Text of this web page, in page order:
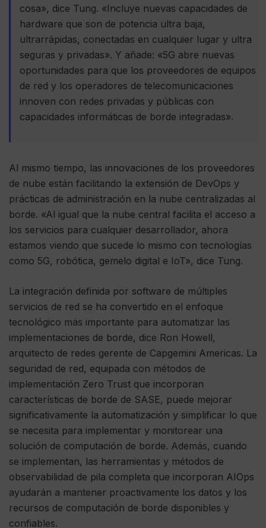
cosa», dice Tung. «Incluye nuevas capacidades de
hardware que son de potencia ultra baja,
ultrarrápidas, conectadas en cualquier lugar y ultra
seguras y privadas». Y añade: «5G abre nuevas
oportunidades para que los proveedores de equipos
de red y los operadores de telecomunicaciones
innoven con redes privadas y públicas con
capacidades informáticas de borde integradas».
Al mismo tiempo, las innovaciones de los proveedores
de nube están facilitando la extensión de DevOps y
prácticas de administración en la nube centralizadas al
borde. «Al igual que la nube central facilita el acceso a
los servicios para cualquier desarrollador, ahora
estamos viendo que sucede lo mismo con tecnologías
como 5G, robótica, gemelo digital e IoT», dice Tung.
La integración definida por software de múltiples
servicios de red se ha convertido en el enfoque
tecnológico más importante para automatizar las
implementaciones de borde, dice Ron Howell,
arquitecto de redes gerente de Capgemini Americas. La
seguridad de red, equipada con métodos de
implementación Zero Trust que incorporan
características de borde de SASE, puede mejorar
significativamente la automatización y simplificar lo que
se necesita para implementar y monitorear una
solución de computación de borde. Además, cuando
se implementan, las herramientas y métodos de
observabilidad de pila completa que incorporan AIOps
ayudarán a mantener proactivamente los datos y los
recursos de computación de borde disponibles y
confiables.